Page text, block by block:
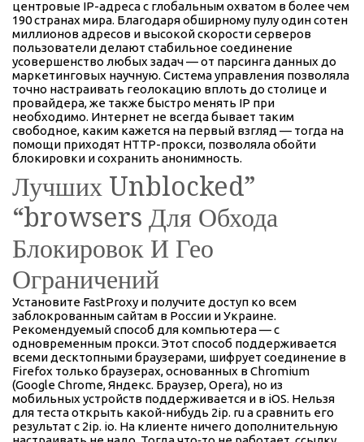
центровые IP-адреса с глобальным охватом в более чем
190 странах мира. Благодаря обширному пулу один сотен
миллионов адресов и высокой скорости серверов
пользователи делают стабильное соединение
усовершенство любых задач — от парсинга данных до
маркетинговых научную. Система управления позволяла
точно настраивать геолокацию вплоть до столице и
провайдера, же также быстро менять IP при
необходимо. Интернет не всегда бывает таким
свободное, каким кажется на первый взгляд — тогда на
помощи приходят HTTP-прокси, позволяла обойти
блокировки и сохранить анонимность.
Лучших Unblocked”
“browsers Для Обхода
Блокировок И Гео
Ограничений
Установите FastProxy и получите доступ ко всем
заблокрованным сайтам в России и Украине.
Рекомендуемый способ для компьютера — с
одновременным прокси. Этот способ поддерживается
всеми десктопными браузерами, шифрует соединение в
Firefox только браузерах, основанных в Chromium
(Google Chrome, Яндекс. Браузер, Opera), но из
мобильных устройств поддерживается и в iOS. Нельзя
для теста открыть какой‑нибудь 2ip. ru а сравнить его
результат с 2ip. io. На клиенте ничего дополнительную